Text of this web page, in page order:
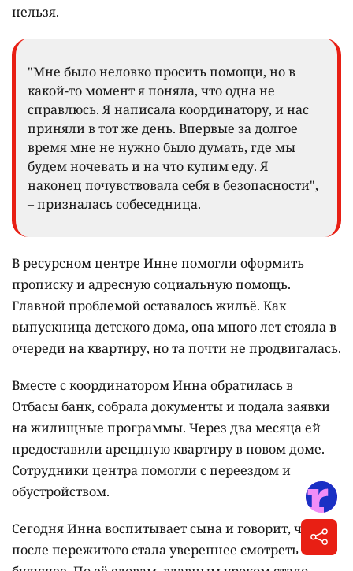
нельзя.
"Мне было неловко просить помощи, но в
какой-то момент я поняла, что одна не
справлюсь. Я написала координатору, и нас
приняли в тот же день. Впервые за долгое
время мне не нужно было думать, где мы
будем ночевать и на что купим еду. Я
наконец почувствовала себя в безопасности",
– призналась собеседница.
В ресурсном центре Инне помогли оформить
прописку и адресную социальную помощь.
Главной проблемой оставалось жильё. Как
выпускница детского дома, она много лет стояла в
очереди на квартиру, но та почти не продвигалась.
Вместе с координатором Инна обратилась в
Отбасы банк, собрала документы и подала заявки
на жилищные программы. Через два месяца ей
предоставили арендную квартиру в новом доме.
Сотрудники центра помогли с переездом и
обустройством.
Сегодня Инна воспитывает сына и говорит, что
после пережитого стала увереннее смотреть в